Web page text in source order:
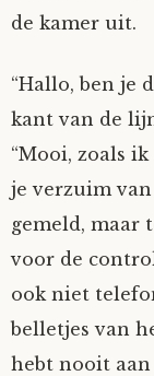
Diderod
Faith
Fioontje
Gralin
Jack
de kamer uit.
“Hallo, ben je
kant van de
“Mooi, zoals
je verzuim van
gemeld, maar
voor de
ook niet
belletjes van
hebt nooit aan